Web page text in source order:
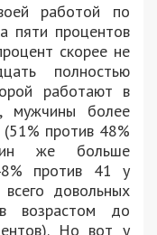
работой по
пяти процентов
скорее не
полностью
работают в
мужчины более
против 48%
же больше
против 41 у
довольных
возрастом до
Но вот у